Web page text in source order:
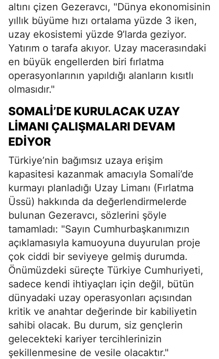
altını çizen Gezeravcı, "Dünya ekonomisinin
yıllık büyüme hızı ortalama yüzde 3 iken,
uzay ekosistemi yüzde 9’larda geziyor.
Yatırım o tarafa akıyor. Uzay macerasındaki
en büyük engellerden biri fırlatma
operasyonlarının yapıldığı alanların kısıtlı
olmasıdır."
SOMALI’DE KURULACAK UZAY
LIMANI ÇALIŞMALARI DEVAM
EDIYOR
Türkiye’nin bağımsız uzaya erişim
kapasitesi kazanmak amacıyla Somali’de
kurmayı planladığı Uzay Limanı (Fırlatma
Üssü) hakkında da değerlendirmelerde
bulunan Gezeravcı, sözlerini şöyle
tamamladı: "Sayın Cumhurbaşkanımızın
açıklamasıyla kamuoyuna duyurulan proje
çok ciddi bir seviyeye gelmiş durumda.
Önümüzdeki süreçte Türkiye Cumhuriyeti,
sadece kendi ihtiyaçları için değil, bütün
dünyadaki uzay operasyonları açısından
kritik ve anahtar değerinde bir kabiliyetin
sahibi olacak. Bu durum, siz gençlerin
gelecekteki kariyer tercihlerinizin
şekillenmesine de vesile olacaktır."